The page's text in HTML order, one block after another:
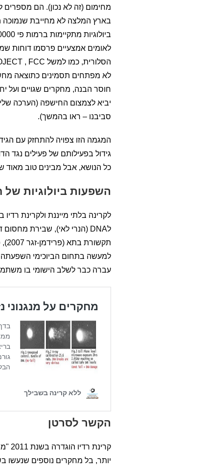
מחימום (זה לא נכון). הם מספרים
לאומים אמצעיים פרסמו דוחות
לא מפתחים תסמינים כתוצאה
חוסר הבנה, מחקרים שגויים ועל
יביא לצמצום החישפה (הערכה
סביבנו – ראו בהמשך).
המגמה הזו צפויה להתחזק עם
גידול בפעילותם של פעילים נגד
כל הנושא, אבל מבינים טוב מאוד
השפעות ביולוגיות
לקרינה בלתי מייננת ולקרינת
למעשה בתחום הביוכימי השפעתה
עברה כבר לשלב הישומי בו
הקשר לסרטן
יותר, בל מחקרים נוספים שנעשו